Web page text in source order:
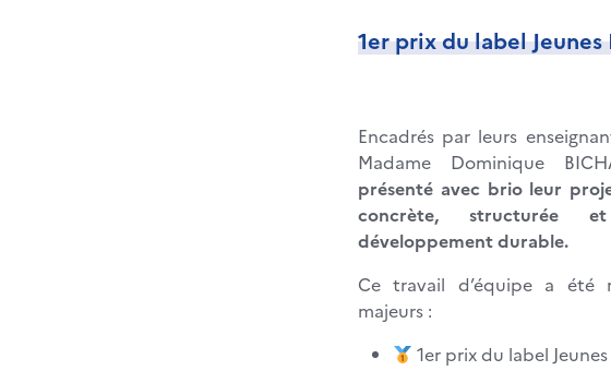
1er prix du label
Encadrés par leurs
Madame Dominique
présenté avec brio leur
concrète, structurée
développement durable.
Ce travail d’équipe a été
majeurs :
1er prix du label